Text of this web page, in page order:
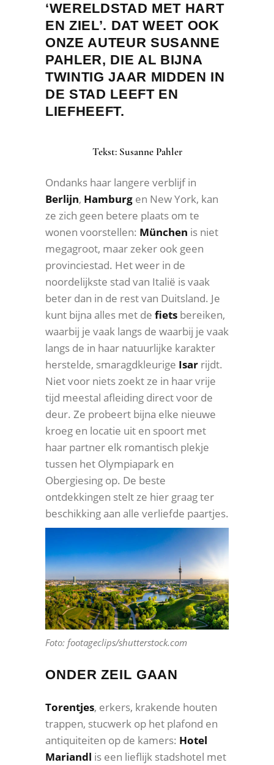
‘WERELDSTAD MET HART
EN ZIEL’. DAT WEET OOK
ONZE AUTEUR SUSANNE
PAHLER, DIE AL BIJNA
TWINTIG JAAR MIDDEN IN
DE STAD LEEFT EN
LIEFHEEFT.
Tekst: Susanne Pahler
Ondanks haar langere verblijf in
Berlijn, Hamburg en New York, kan
ze zich geen betere plaats om te
wonen voorstellen: München is niet
megagroot, maar zeker ook geen
provinciestad. Het weer in de
noordelijkste stad van Italië is vaak
beter dan in de rest van Duitsland. Je
kunt bijna alles met de fiets bereiken,
waarbij je vaak langs de waarbij je vaak
langs de in haar natuurlijke karakter
herstelde, smaragdkleurige Isar rijdt.
Niet voor niets zoekt ze in haar vrije
tijd meestal afleiding direct voor de
deur. Ze probeert bijna elke nieuwe
kroeg en locatie uit en spoort met
haar partner elk romantisch plekje
tussen het Olympiapark en
Obergiesing op. De beste
ontdekkingen stelt ze hier graag ter
beschikking aan alle verliefde paartjes.
Foto: footageclips/shutterstock.com
ONDER ZEIL GAAN
Torentjes, erkers, krakende houten
trappen, stucwerk op het plafond en
antiquiteiten op de kamers: Hotel
Mariandl is een lieflijk stadshotel met